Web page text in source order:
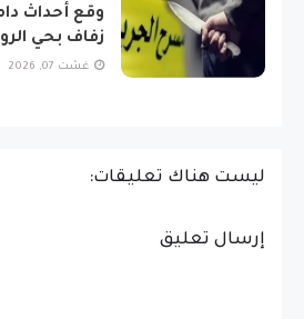
وقع أحداث
زفاف بحي
غشت 07, 2026
ليست هناك تعليقات:
إرسال تعليق